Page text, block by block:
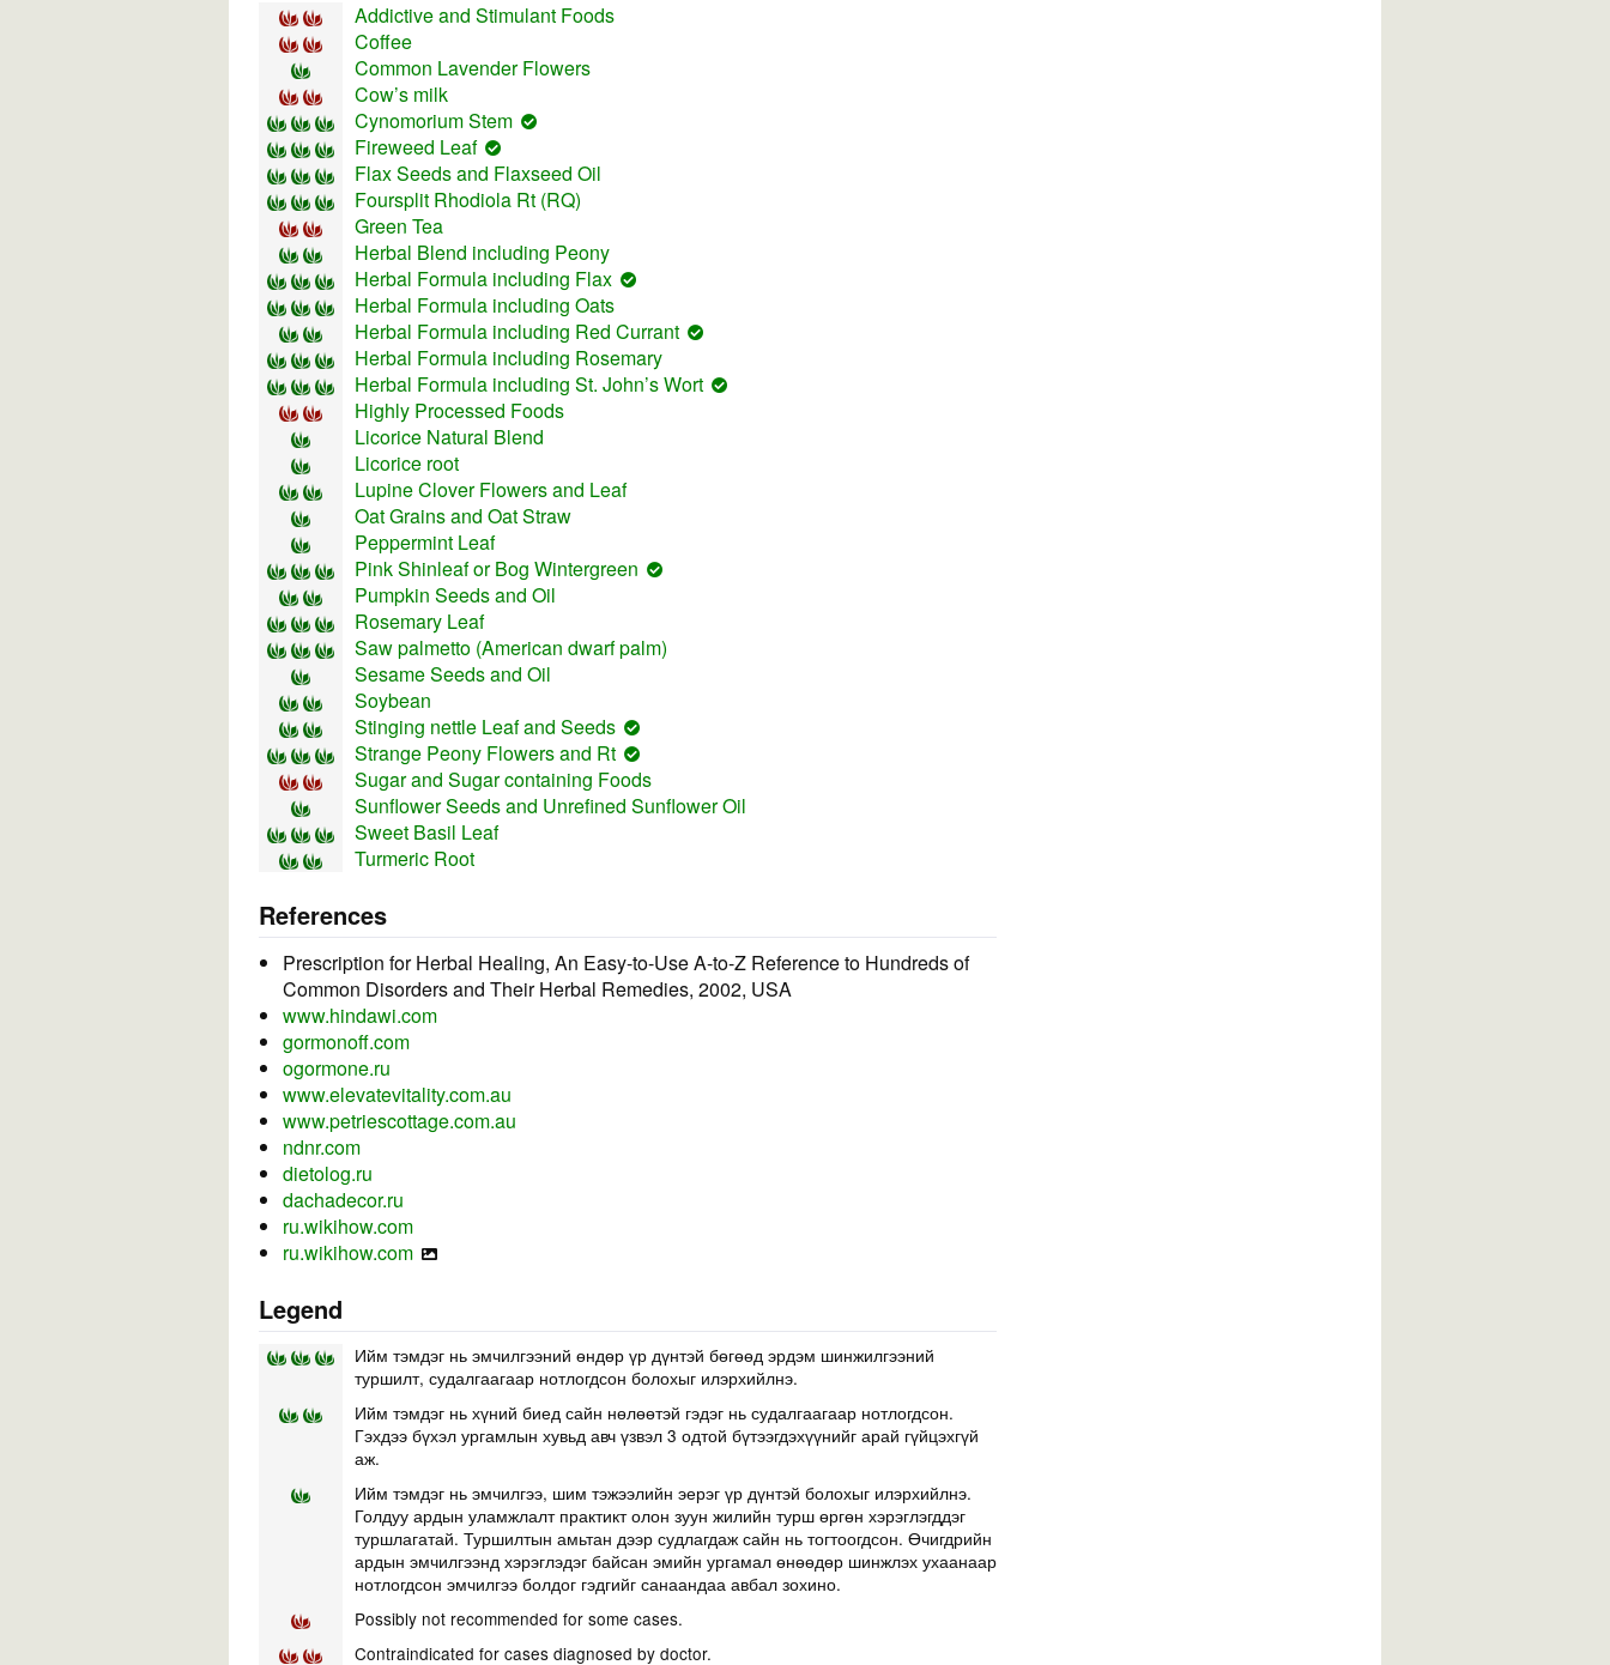
Addictive and Stimulant Foods
Coffee
Common Lavender Flowers
Cow’s milk
Cynomorium Stem
Fireweed Leaf
Flax Seeds and Flaxseed Oil
Foursplit Rhodiola Rt (RQ)
Green Tea
Herbal Blend including Peony
Herbal Formula including Flax
Herbal Formula including Oats
Herbal Formula including Red Currant
Herbal Formula including Rosemary
Herbal Formula including St. John’s Wort
Highly Processed Foods
Licorice Natural Blend
Licorice root
Lupine Clover Flowers and Leaf
Oat Grains and Oat Straw
Peppermint Leaf
Pink Shinleaf or Bog Wintergreen
Pumpkin Seeds and Oil
Rosemary Leaf
Saw palmetto (American dwarf palm)
Sesame Seeds and Oil
Soybean
Stinging nettle Leaf and Seeds
Strange Peony Flowers and Rt
Sugar and Sugar containing Foods
Sunflower Seeds and Unrefined Sunflower Oil
Sweet Basil Leaf
Turmeric Root
References
Prescription for Herbal Healing, An Easy-to-Use A-to-Z Reference to Hundreds of
Common Disorders and Their Herbal Remedies, 2002, USA
www.hindawi.com
gormonoff.com
ogormone.ru
www.elevatevitality.com.au
www.petriescottage.com.au
ndnr.com
dietolog.ru
dachadecor.ru
ru.wikihow.com
ru.wikihow.com
Legend
Ийм тэмдэг нь эмчилгээний өндөр үр дүнтэй бөгөөд эрдэм шинжилгээний
туршилт, судалгаагаар нотлогдсон болохыг илэрхийлнэ.
Ийм тэмдэг нь хүний биед сайн нөлөөтэй гэдэг нь судалгаагаар нотлогдсон.
Гэхдээ бүхэл ургамлын хувьд авч үзвэл 3 одтой бүтээгдэхүүнийг арай гүйцэхгүй
аж.
Ийм тэмдэг нь эмчилгээ, шим тэжээлийн эерэг үр дүнтэй болохыг илэрхийлнэ.
Голдуу ардын уламжлалт практикт олон зуун жилийн турш өргөн хэрэглэгддэг
туршлагатай. Туршилтын амьтан дээр судлагдаж сайн нь тогтоогдсон. Өчигдрийн
ардын эмчилгээнд хэрэглэдэг байсан эмийн ургамал өнөөдөр шинжлэх ухаанаар
нотлогдсон эмчилгээ болдог гэдгийг санаандаа авбал зохино.
Possibly not recommended for some cases.
Contraindicated for cases diagnosed by doctor.